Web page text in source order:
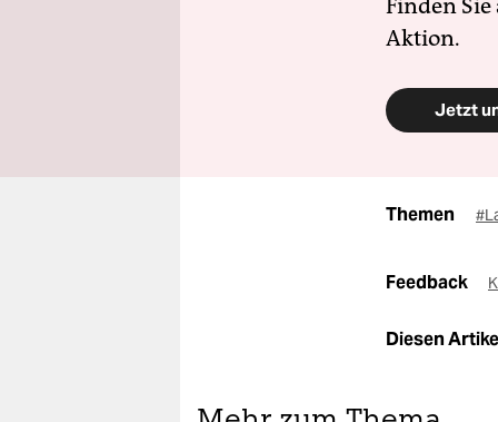
Finden
Aktion.
Jetzt
Themen
Feedback
Diesen